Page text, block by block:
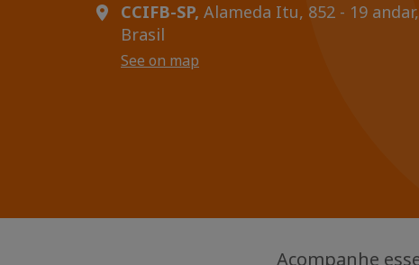
CCIFB-SP, Alameda Itu, 852 - 19
Brasil
See on map
Acompanhe